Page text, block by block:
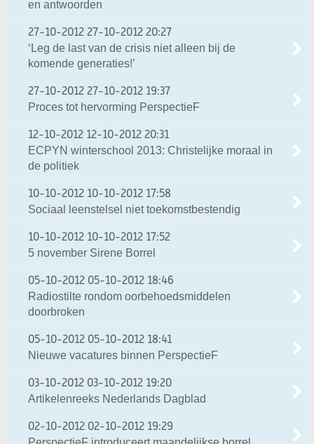
en antwoorden
27-10-2012 27-10-2012 20:27
‘Leg de last van de crisis niet alleen bij de
komende generaties!’
27-10-2012 27-10-2012 19:37
Proces tot hervorming PerspectieF
12-10-2012 12-10-2012 20:31
ECPYN winterschool 2013: Christelijke moraal in
de politiek
10-10-2012 10-10-2012 17:58
Sociaal leenstelsel niet toekomstbestendig
10-10-2012 10-10-2012 17:52
5 november Sirene Borrel
05-10-2012 05-10-2012 18:46
Radiostilte rondom oorbehoedsmiddelen
doorbroken
05-10-2012 05-10-2012 18:41
Nieuwe vacatures binnen PerspectieF
03-10-2012 03-10-2012 19:20
Artikelenreeks Nederlands Dagblad
02-10-2012 02-10-2012 19:29